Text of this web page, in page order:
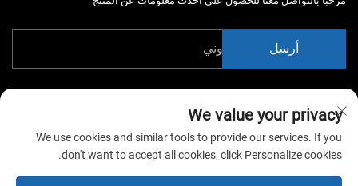
أرسل
حقوق الت COPYRIGHT © 2026 شركة الصين قوانغتشو شياوتونغياو لمعدات
We value your privacy
We use cookies and similar tools to provide our services. If you
don't want to accept all cookies, click Personalize cookies.